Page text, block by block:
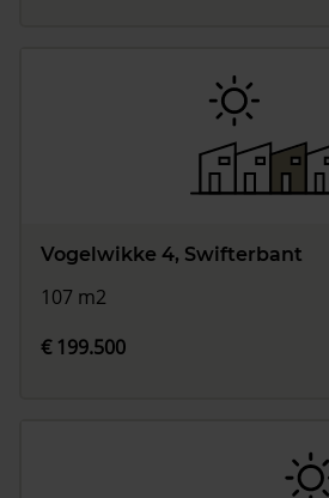
Vogelwikke 4, Swifterbant
107 m2
€ 199.500